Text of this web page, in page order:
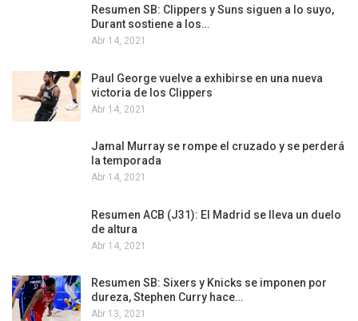
Resumen SB: Clippers y Suns siguen a lo suyo,
Durant sostiene a los…
Abr 14, 2021
Paul George vuelve a exhibirse en una nueva
victoria de los Clippers
Abr 14, 2021
Jamal Murray se rompe el cruzado y se perderá
la temporada
Abr 14, 2021
Resumen ACB (J31): El Madrid se lleva un duelo
de altura
Abr 14, 2021
Resumen SB: Sixers y Knicks se imponen por
dureza, Stephen Curry hace…
Abr 13, 2021